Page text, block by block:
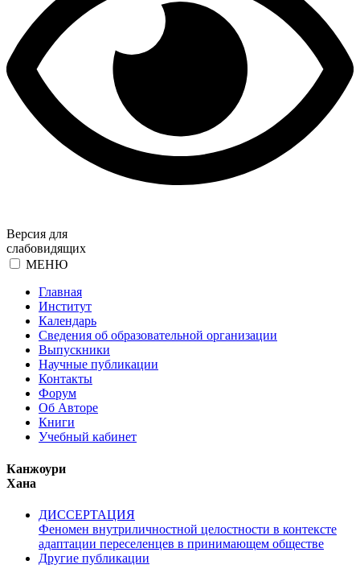
Версия для
слабовидящих
МЕНЮ
Главная
Институт
Календарь
Сведения об образовательной организации
Выпускники
Научные публикации
Контакты
Форум
Об Авторе
Книги
Учебный кабинет
Канжоури
Хана
ДИССЕРТАЦИЯ
Феномен внутриличностной целостности в контексте
адаптации переселенцев в принимающем обществе
Другие публикации